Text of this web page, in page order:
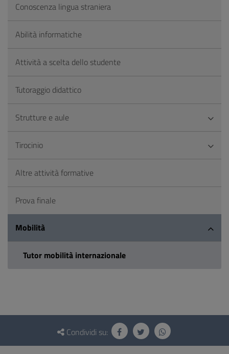
Conoscenza lingua straniera
Abilità informatiche
Attività a scelta dello studente
Tutoraggio didattico
Strutture e aule
Tirocinio
Altre attività formative
Prova finale
Mobilità
Tutor mobilità internazionale
Questionario
social
Condividi su: